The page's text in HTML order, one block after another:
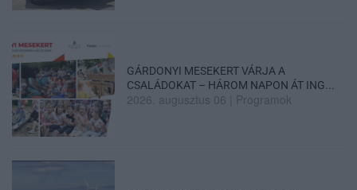
GÁRDONYI MESEKERT VÁRJA A
CSALÁDOKAT – HÁROM NAPON ÁT ING...
2026. augusztus 06 Programok